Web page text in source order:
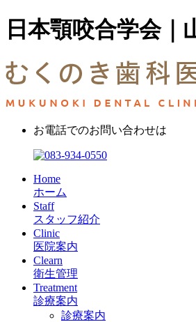
日本顎咬合学会｜
お電話でのお問い合わせは
Home
ホーム
Staff
スタッフ紹介
Clinic
医院案内
Clearn
衛生管理
Treatment
診療案内
診療案内